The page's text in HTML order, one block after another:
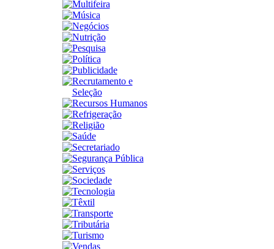
Multifeira
Música
Negócios
Nutrição
Pesquisa
Política
Publicidade
Recrutamento e
Seleção
Recursos Humanos
Refrigeração
Religião
Saúde
Secretariado
Segurança Pública
Serviços
Sociedade
Tecnologia
Têxtil
Transporte
Tributária
Turismo
Vendas